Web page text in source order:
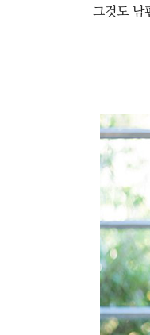
그것도 남